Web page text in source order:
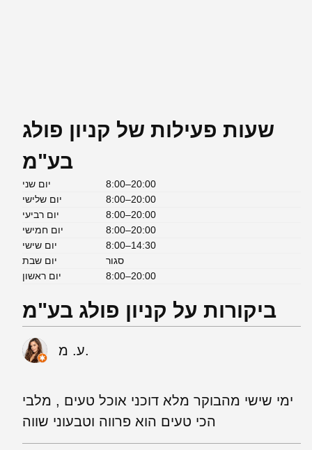
שעות פעילות של קניון פולג
בע"מ
יום שני
8:00–20:00
יום שלישי
8:00–20:00
יום רביעי
8:00–20:00
יום חמישי
8:00–20:00
יום שישי
8:00–14:30
יום שבת
סגור
יום ראשון
8:00–20:00
ביקורות על קניון פולג בע"מ
ע. מ.
ימי שישי מהבוקר מלא דוכני אוכל טעים , מלבי
הכי טעים הוא פרווה וטבעוני שווה